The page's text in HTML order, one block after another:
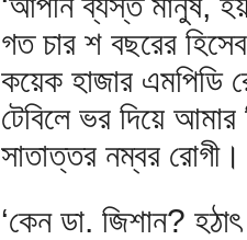
গত চার শ বছরের
কয়েক হাজার এমপিডি
টেবিলে ভর দিয়ে
সাতাত্তর নম্বর
‘কেন ডা. জিশান?